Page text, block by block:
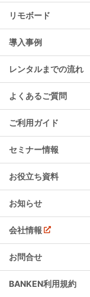
リモボード
導入事例
レンタルまでの流れ
よくあるご質問
ご利用ガイド
セミナー情報
お役立ち資料
お知らせ
会社情報
お問合せ
BANKEN利用規約